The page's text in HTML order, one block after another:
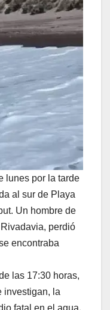
lunes por la tarde
al sur de Playa
Un hombre de
perdió
encontraba
las 17:30 horas,
investigan, la
fatal en el agua,